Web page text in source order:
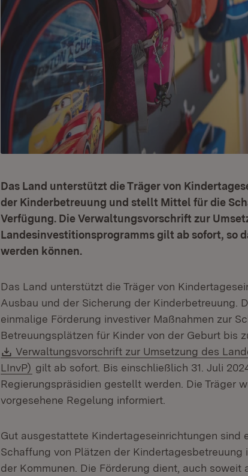
Das Land unterstützt die Träger von
der Kinderbetreuung und stellt Mittel für die
Verfügung. Die Verwaltungsvorschrift zur
Landesinvestitionsprogramms gilt ab sofort, so
werden können.
Das Land unterstützt die Träger von
Ausbau und der Sicherung der Kinderbetreuung.
einmalige Förderung investiver Maßnahmen zur
Betreuungsplätzen für Kinder von der Geburt bis
Download:
Verwaltungsvorschrift zur Umsetzung des
LInvP) (Öffnet in neuem Fenster)
gilt ab sofort. Bis einschließlich 31. Juli
Regierungspräsidien gestellt werden. Die Träger
vorgesehene Regelung informiert.
Gut ausgestattete Kindertageseinrichtungen sind
Schaffung von Plätzen der
der Kommunen. Die Förderung dient, auch soweit